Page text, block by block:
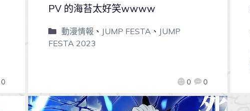
0 0 0
PV 的海苔太好笑wwww
動漫情報 、 JUMP FESTA 、 JUMP
FESTA 2023